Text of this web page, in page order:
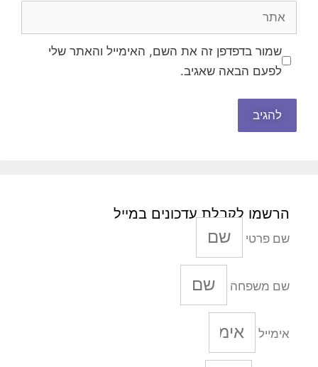
שמור בדפדפן זה את השם, האימייל והאתר שלי
לפעם הבאה שאגיב.
הרשמו לקבלת עדכונים במייל
שם פרטי
שם משפחה
אימייל